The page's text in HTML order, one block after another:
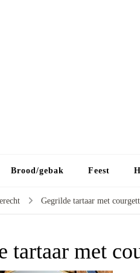
Brood/gebak Feest
Gegrilde tartaar met
tartaar met